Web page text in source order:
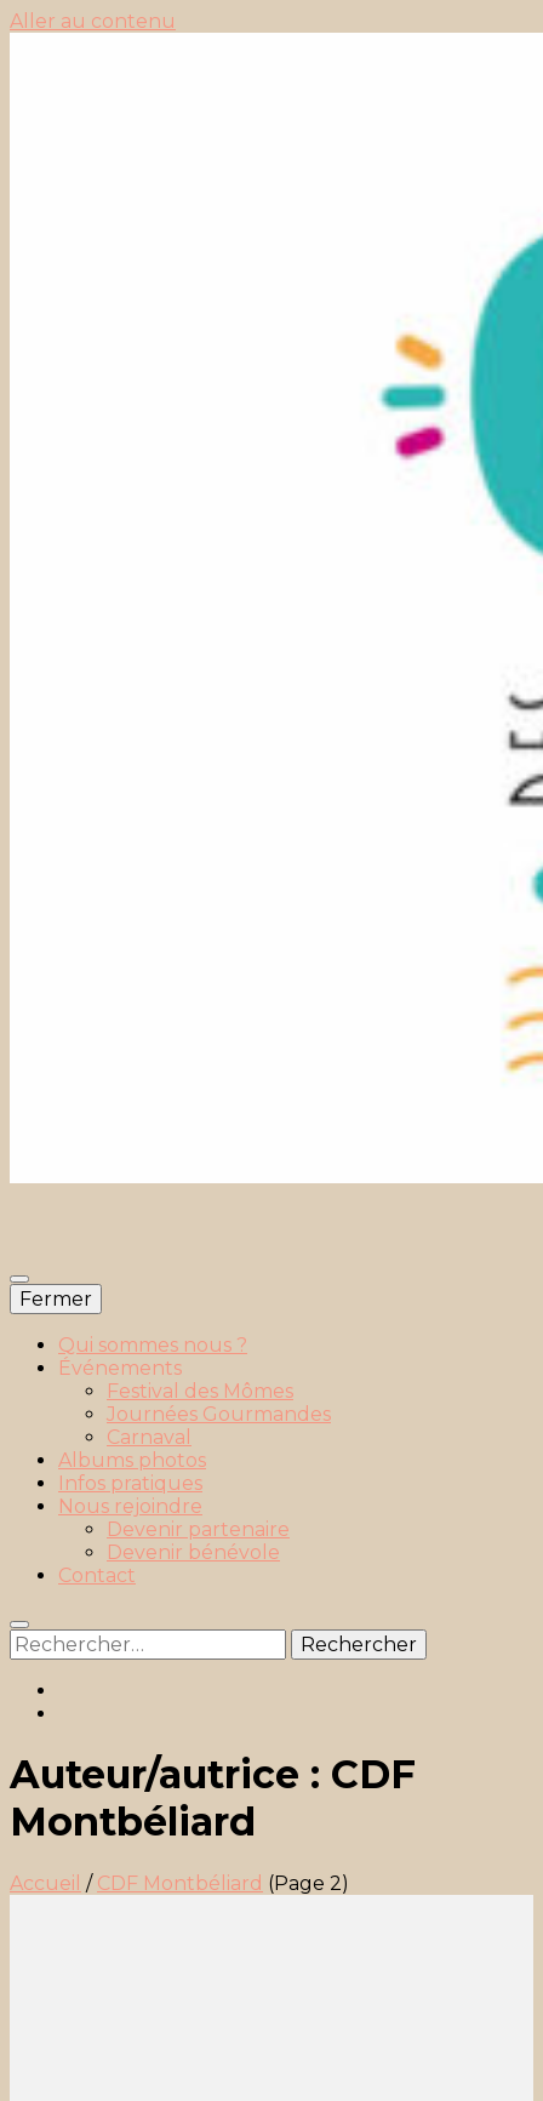
Aller au contenu
Fermer
Qui sommes nous ?
Événements
Festival des Mômes
Journées Gourmandes
Carnaval
Albums photos
Infos pratiques
Nous rejoindre
Devenir partenaire
Devenir bénévole
Contact
Rechercher :
Auteur/autrice : CDF
Montbéliard
Accueil / CDF Montbéliard (Page 2)